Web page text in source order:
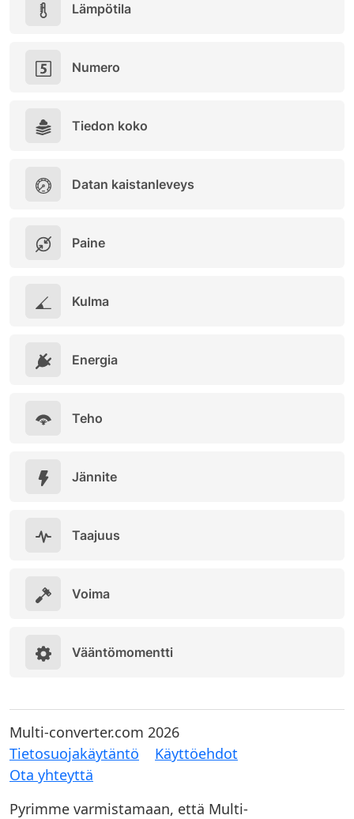
Lämpötila
Numero
Tiedon koko
Datan kaistanleveys
Paine
Kulma
Energia
Teho
Jännite
Taajuus
Voima
Vääntömomentti
Multi-converter.com 2026
Tietosuojakäytäntö
Käyttöehdot
Ota yhteyttä
Pyrimme varmistamaan, että Multi-